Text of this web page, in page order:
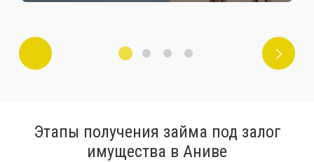
Этапы получения займа под залог
имущества в Аниве